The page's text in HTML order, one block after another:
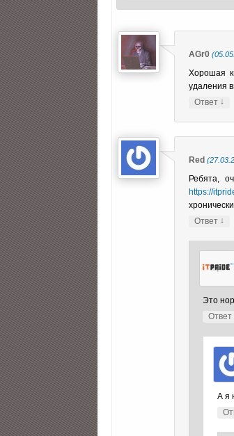
AGr0
Хорошая
удаления
Ответ ↓
Red
Ребята,
https://
Ответ ↓
Это
Ответ
А я